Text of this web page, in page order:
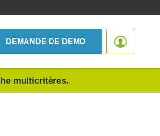
DEMANDE DE DEMO
multicritères.